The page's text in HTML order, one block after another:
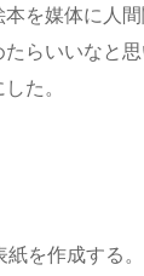
を媒体に人
らいいなと
た。
を作成する。